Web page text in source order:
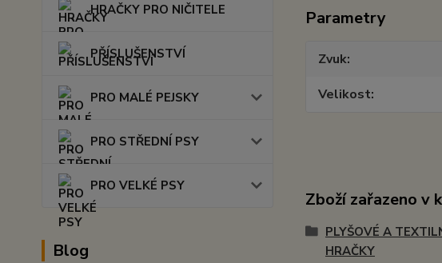
HRAČKY PRO NIČITELE
PŘÍSLUŠENSTVÍ
PRO MALÉ PEJSKY
PRO STŘEDNÍ PSY
PRO VELKÉ PSY
Blog
Parametry
Zvuk
Velikost
Zboží zařazeno v
PLYŠOVÉ A
HRAČKY